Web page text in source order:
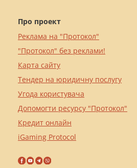
Про проект
Реклама на "Протокол"
"Протокол" без реклами!
Карта сайту
Тендер на юридичну послугу
Угода користувача
Допомогти ресурсу "Протокол"
Кредит онлайн
iGaming Protocol